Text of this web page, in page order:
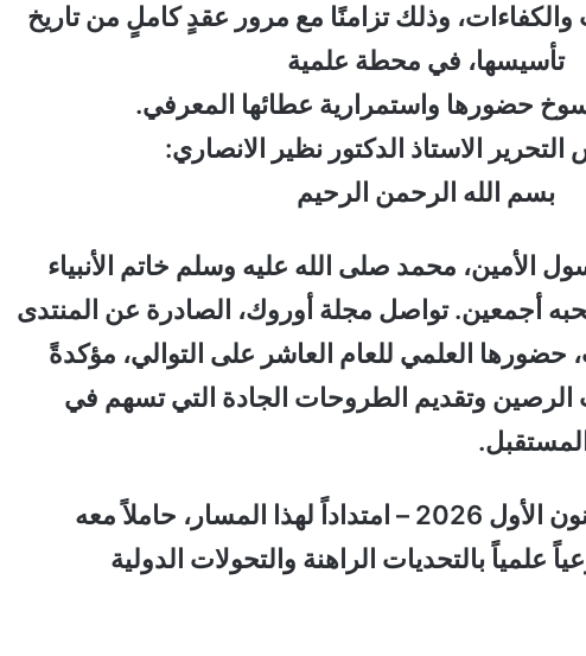
والكفاءات، وذلك تزامنًا مع مرور عقدٍ كاملٍ من تاريخ
تأسيسها، في محطة علمية
حضورها واستمرارية عطائها المعرفي.
الاستاذ الدكتور نظير الانصاري:
بسم الله الرحمن الرحيم
الأمين، محمد صلى الله عليه وسلم خاتم الأنبياء
أجمعين. تواصل مجلة أوروك، الصادرة عن المنتدى
حضورها العلمي للعام العاشر على التوالي، مؤكدةً
الرصين وتقديم الطروحات الجادة التي تسهم في
ويأتي هذا العدد الأول – كانون الأول 2026 – امتداداً لهذا المسار، حاملاً معه
بالتحديات الراهنة والتحولات الدولية